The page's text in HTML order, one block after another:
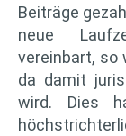
Beiträge
neue
vereinbart, so
da damit
wird. Dies